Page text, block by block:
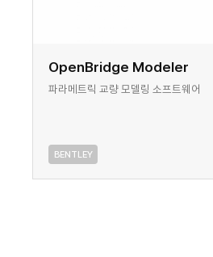
OpenBridge Modeler
파라메트릭 교량 모델링 소프트웨어
BENTLEY